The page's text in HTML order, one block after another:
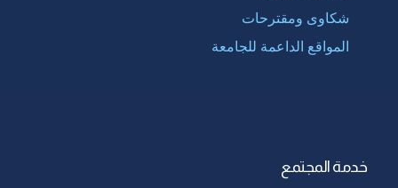
شكاوى ومقترحات
المواقع الداعمة للجامعة
خدمة المجتمع